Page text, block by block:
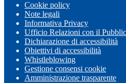
Cookie policy
Note legali
Informativa Privacy
Ufficio Relazioni con il
Dichiarazione di accessibilità
Obiettivi di accessibilità
Whistleblowing
Gestione consensi cookie
Amministrazione trasparente